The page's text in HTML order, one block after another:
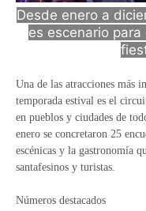
Desde enero a
es escenario
Una de las atracciones más
temporada estival es el
en pueblos y ciudades de
enero se concretaron 25
escénicas y la gastronomía
santafesinos y turistas.
Números destacados